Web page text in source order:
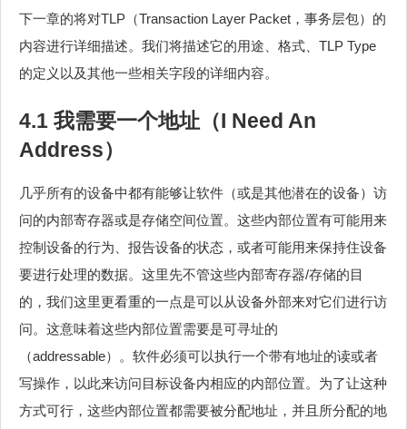
下一章的将对TLP（Transaction Layer Packet，事务层包）的
内容进行详细描述。我们将描述它的用途、格式、TLP Type
的定义以及其他一些相关字段的详细内容。
4.1 我需要一个地址（I Need An
Address）
几乎所有的设备中都有能够让软件（或是其他潜在的设备）访
问的内部寄存器或是存储空间位置。这些内部位置有可能用来
控制设备的行为、报告设备的状态，或者可能用来保持住设备
要进行处理的数据。这里先不管这些内部寄存器/存储的目
的，我们这里更看重的一点是可以从设备外部来对它们进行访
问。这意味着这些内部位置需要是可寻址的
（addressable）。软件必须可以执行一个带有地址的读或者
写操作，以此来访问目标设备内相应的内部位置。为了让这种
方式可行，这些内部位置都需要被分配地址，并且所分配的地